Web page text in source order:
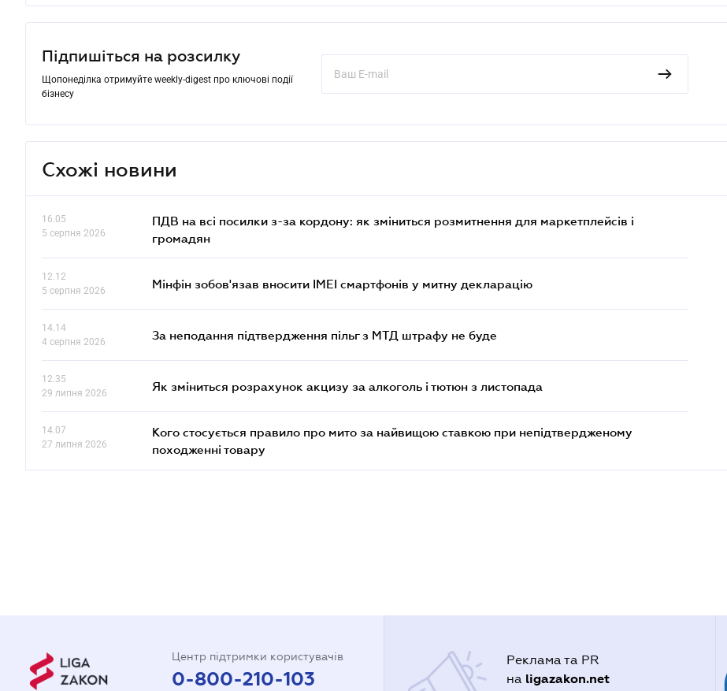
Підпишіться на розсилку
Щопонеділка отримуйте weekly-digest про ключові події
бізнесу
Схожі новини
16.05
5 серпня 2026
ПДВ на всі посилки з-за кордону: як зміниться розмитнення для маркетплейсів і
громадян
12.12
5 серпня 2026
Мінфін зобов'язав вносити IMEI смартфонів у митну декларацію
14.14
4 серпня 2026
За неподання підтвердження пільг з МТД штрафу не буде
12.35
29 липня 2026
Як зміниться розрахунок акцизу за алкоголь і тютюн з листопада
14.07
27 липня 2026
Кого стосується правило про мито за найвищою ставкою при непідтвердженому
походженні товару
Центр підтримки користувачів
0-800-210-103
Реклама та PR
на ligazakon.net